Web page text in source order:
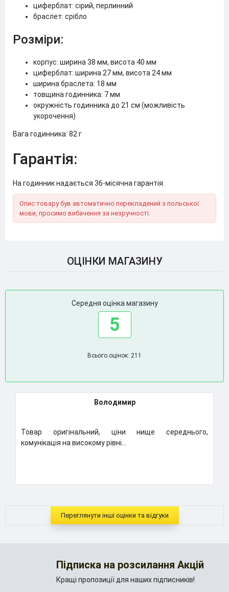
циферблат: сірий, перлинний
браслет: срібло
Розміри:
корпус: ширина 38 мм, висота 40 мм
циферблат: ширина 27 мм, висота 24 мм
ширина браслета: 18 мм
товщина годинника: 7 мм
окружність годинника до 21 см (можливість
укорочення)
Вага годинника: 82 г
Гарантія:
На годинник надається 36-місячна гарантія.
Опис товару був автоматично перекладений з польської
мови, просимо вибачення за незручності.
ОЦІНКИ МАГАЗИНУ
Середня оцінка магазину
5
Всього оцінок: 211
Володимир
Товар оригінальний, ціни нище середнього,
комунікація на високому рівні...
Переглянути інші оцінки та відгуки
Підписка на розсилання Акцій
Кращі пропозиції для наших підписників!